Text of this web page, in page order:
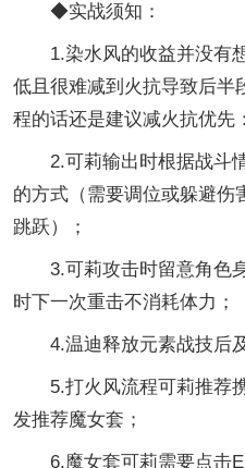
◆实战须知：
1.染水风的收益并没有想
低且很难减到火抗导致后半
程的话还是建议减火抗优先：
2.可莉输出时根据战斗情
的方式（需要调位或躲避伤
跳跃）；
3.可莉攻击时留意角色身
时下一次重击不消耗体力；
4.温迪释放元素战技后及
5.打火风流程可莉推荐携
发推荐魔女套；
6.魔女套可莉需要点击E